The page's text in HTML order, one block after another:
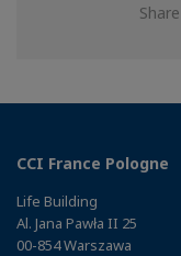
CCI France Pologne
Life Building
Al. Jana Pawła II 25
00-854 Warszawa